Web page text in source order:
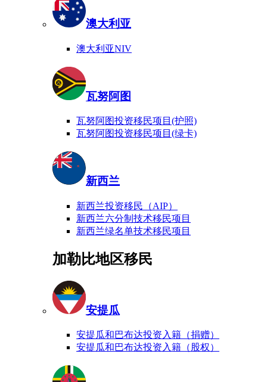
澳大利亚
澳大利亚NIV
瓦努阿图
瓦努阿图投资移民项目(护照)
瓦努阿图投资移民项目(绿卡)
新西兰
新西兰投资移民（AIP）
新西兰六分制技术移民项目
新西兰绿名单技术移民项目
加勒比地区移民
安提瓜
安提瓜和巴布达投资入籍（捐赠）
安提瓜和巴布达投资入籍（股权）